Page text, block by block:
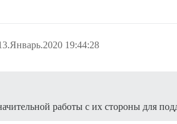
19:44:28
работы с их стороны для